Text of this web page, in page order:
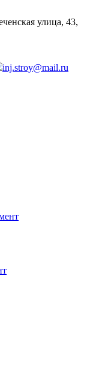
улица, 43,
inj.stroy@mail.ru